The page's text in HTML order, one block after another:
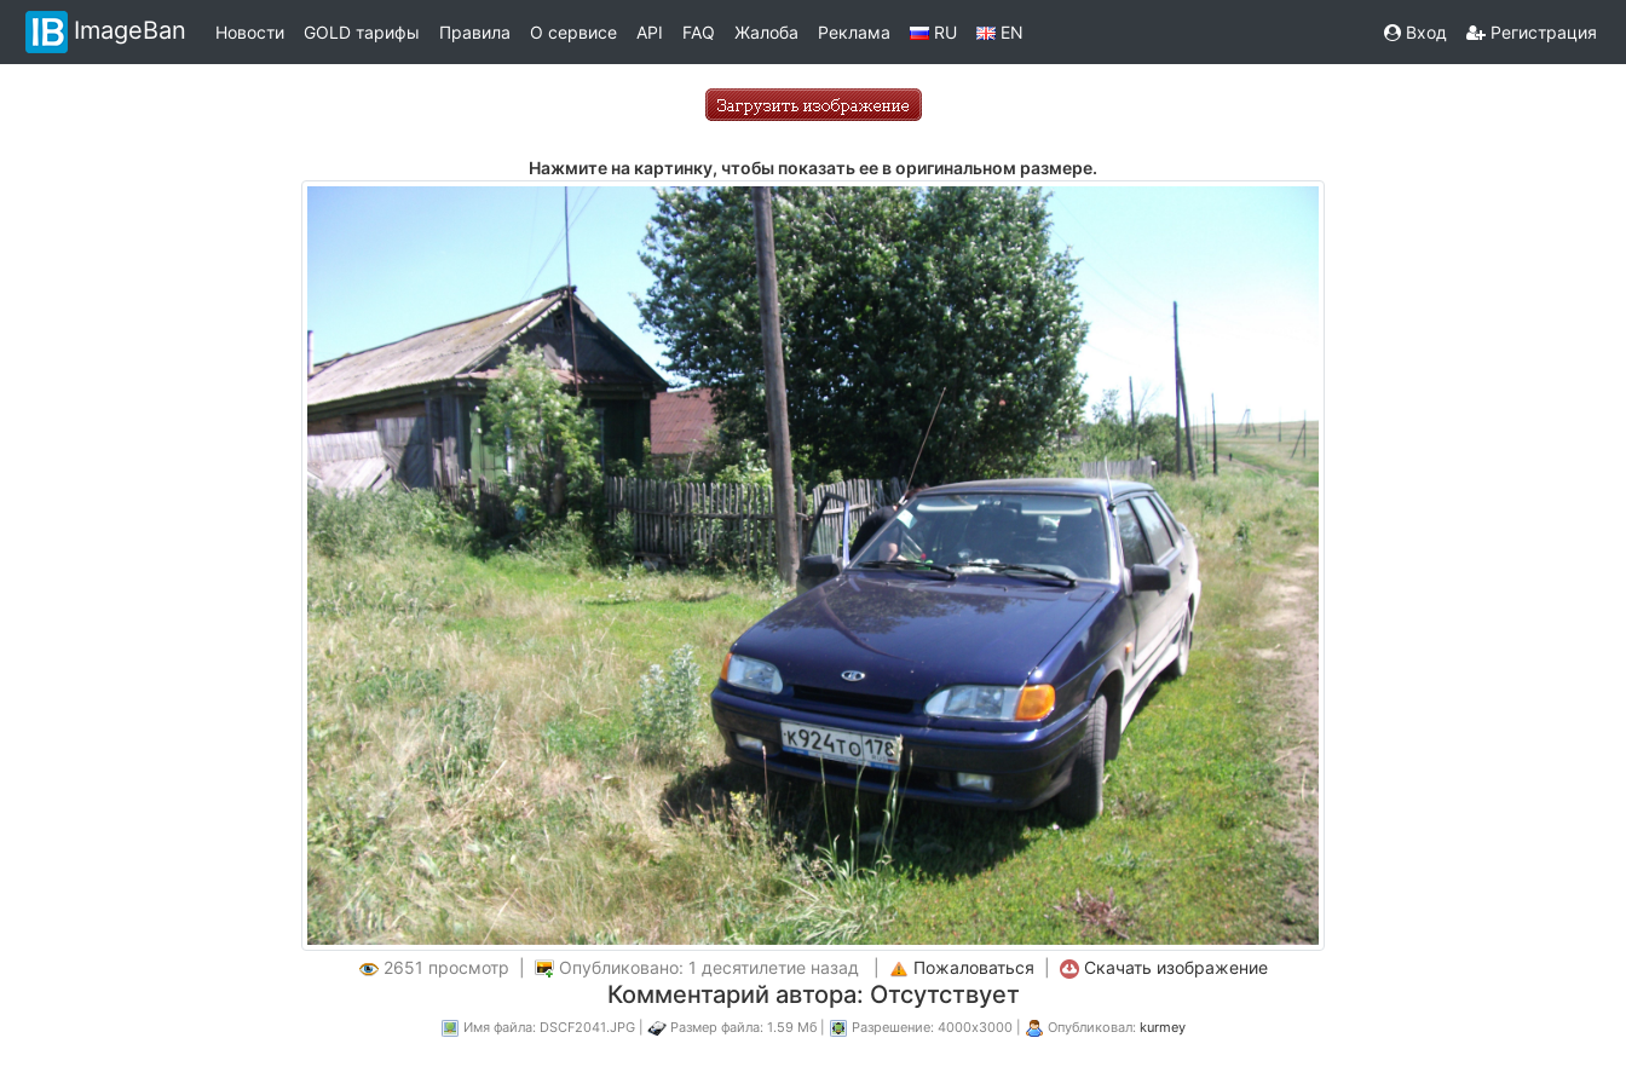
ImageBan Новости GOLD тарифы Правила О сервисе API FAQ Жалоба Реклама RU EN Вход Регистрация
Нажмите на картинку, чтобы показать ее в оригинальном размере.
2651 просмотр | Опубликовано: 1 десятилетие назад | Пожаловаться Скачать изображение
Комментарий автора: Отсутствует
Имя файла: DSCF2041.JPG | Размер файла: 1.59 Мб | Разрешение: 4000x3000 | Опубликовал: kurmey